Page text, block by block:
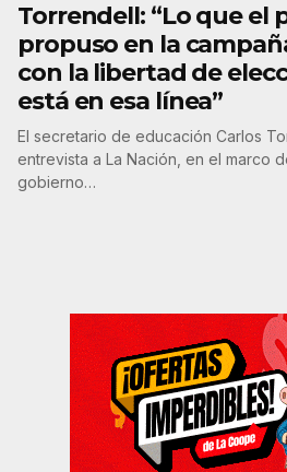
Torrendell: “Lo que el
propuso en la
con la libertad de
está en esa línea”
El secretario de educación Carlos
entrevista a La Nación, en el marco
gobierno…